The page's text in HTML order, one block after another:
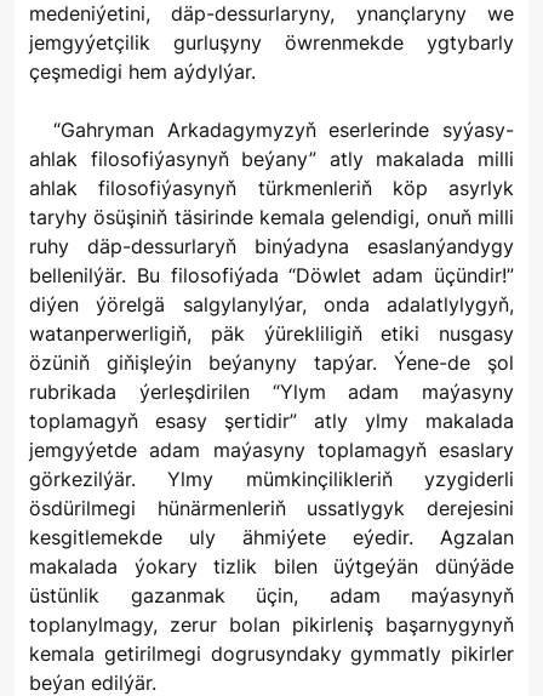
medeniýetini, däp-dessurlaryny, ynançlaryny we
jemgyýetçilik gurluşyny öwrenmekde ygtybarly
çeşmedigi hem aýdylýar.
“Gahryman Arkadagymyzyň eserlerinde syýasy-
ahlak filosofiýasynyň beýany” atly makalada milli
ahlak filosofiýasynyň türkmenleriň köp asyrlyk
taryhy ösüşiniň täsirinde kemala gelendigi, onuň milli
ruhy däp-dessurlaryň binýadyna esaslanýandygy
bellenilýär. Bu filosofiýada “Döwlet adam üçündir!”
diýen ýörelgä salgylanylýar, onda adalatlylygyň,
watanperwerligiň, päk ýürekliligiň etiki nusgasy
özüniň giňişleýin beýanyny tapýar. Ýene-de şol
rubrikada ýerleşdirilen “Ylym adam maýasyny
toplamagyň esasy şertidir” atly ylmy makalada
jemgyýetde adam maýasyny toplamagyň esaslary
görkezilýär. Ylmy mümkinçilikleriň yzygiderli
ösdürilmegi hünärmenleriň ussatlygyk derejesini
kesgitlemekde uly ähmiýete eýedir. Agzalan
makalada ýokary tizlik bilen üýtgeýän dünýäde
üstünlik gazanmak üçin, adam maýasynyň
toplanylmagy, zerur bolan pikirleniş başarnygynyň
kemala getirilmegi dogrusyndaky gymmatly pikirler
beýan edilýär.